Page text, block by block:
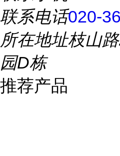
联系电话020-
所在地址枝山
园D栋
推荐产品